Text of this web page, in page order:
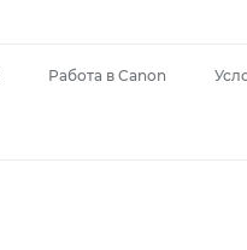
Работа в Canon